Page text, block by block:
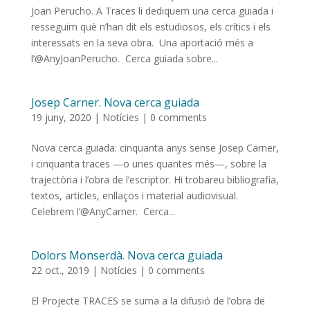
Joan Perucho. A Traces li dediquem una cerca guiada i
resseguim què n’han dit els estudiosos, els crítics i els
interessats en la seva obra. Una aportació més a
l’@AnyJoanPerucho. Cerca guiada sobre...
Josep Carner. Nova cerca guiada
19 juny, 2020 | Notícies | 0 comments
Nova cerca guiada: cinquanta anys sense Josep Carner,
i cinquanta traces —o unes quantes més—, sobre la
trajectòria i l’obra de l’escriptor. Hi trobareu bibliografia,
textos, articles, enllaços i material audiovisual.
Celebrem l’@AnyCarner. Cerca...
Dolors Monserdà. Nova cerca guiada
22 oct., 2019 | Notícies | 0 comments
El Projecte TRACES se suma a la difusió de l’obra de